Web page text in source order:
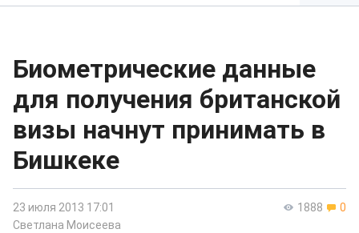
Биометрические данные
для получения британской
визы начнут принимать в
Бишкеке
1888 0
23 июля 2013 17:01
Светлана Моисеева